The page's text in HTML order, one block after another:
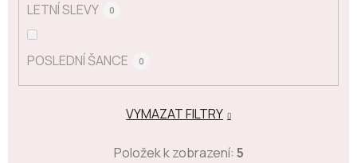
LETNÍ SLEVY 0
POSLEDNÍ ŠANCE 0
VYMAZAT FILTRY
Položek k zobrazení: 5